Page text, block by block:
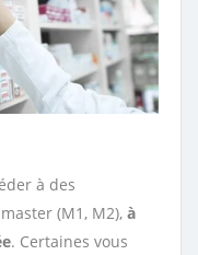
à des
(M1, M2), à
. Certaines vous